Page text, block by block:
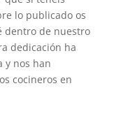
lo publicado os
dentro de nuestro
dedicación ha
y nos han
cocineros en